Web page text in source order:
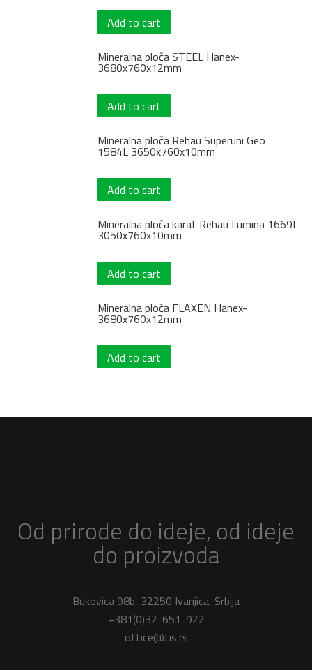
Add to cart
Mineralna ploča STEEL Hanex-
3680x760x12mm
Add to cart
Mineralna ploča Rehau Superuni Geo
1584L 3650x760x10mm
Add to cart
Mineralna ploča karat Rehau Lumina 1669L
3050x760x10mm
Add to cart
Mineralna ploča FLAXEN Hanex-
3680x760x12mm
Add to cart
Od prirode do ideje, od ideje
do proizvoda
Bukovica 98b, 32250 Ivanjica, Srbija
+381(0)32-651-922
office@tis.rs